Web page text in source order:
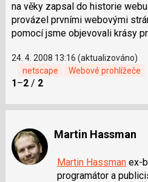
na věky zapsal do historie
provázel prvními webovými
pomocí jsme objevovali krásy
24. 4. 2008 13:16 (aktualizováno)
netscape
Webové prohlížeče
1 –2/ 2
Martin Hassman
Martin Hassmanex-
programátor a